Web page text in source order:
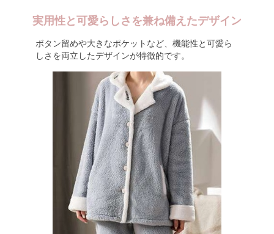
実用性と可愛らしさを兼ね備えたデザイン
ボタン留めや大きなポケットなど、機能性と可愛ら
しさを両立したデザインが特徴的です。